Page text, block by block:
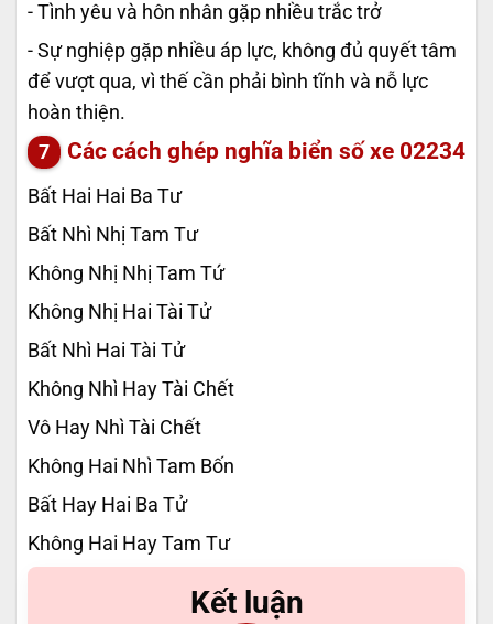
- Tình yêu và hôn nhân gặp nhiều trắc trở
- Sự nghiệp gặp nhiều áp lực, không đủ quyết tâm
để vượt qua, vì thế cần phải bình tĩnh và nỗ lực
hoàn thiện.
Các cách ghép nghĩa biển số xe 02234
Bất Hai Hai Ba Tư
Bất Nhì Nhị Tam Tư
Không Nhị Nhị Tam Tứ
Không Nhị Hai Tài Tử
Bất Nhì Hai Tài Tử
Không Nhì Hay Tài Chết
Vô Hay Nhì Tài Chết
Không Hai Nhì Tam Bốn
Bất Hay Hai Ba Tử
Không Hai Hay Tam Tư
Kết luận